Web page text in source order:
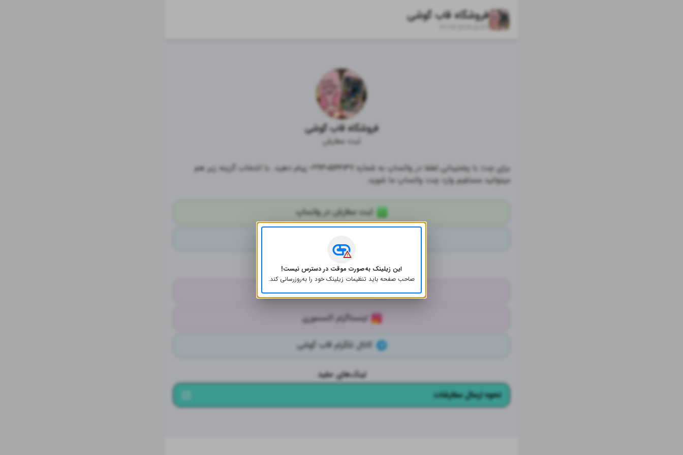
فروشگاه قاب گوشی
ghab.gushi
فروشگاه قاب گوشی
ثبت سفارش
برای چت با پشتیبانی لطفا در واتساپ به شماره ۰۹۹۳۰۵۴۴۱۳۷ پیام دهید. با انتخاب گزینه زیر هم
میتوانید مستقیم وارد چت واتساپ ما شوید.
ثبت سفارش در واتساپ
شبکه‌های اجتماعی
اینستاگرام قاب گوشی
اینستاگرام اکسسوری
کانال تلگرام قاب گوشی
لینک‌های مفید
نحوه ارسال سفارشات
این زیلینک به‌صورت موقت در دسترس نیست!
صاحب صفحه باید تنظیمات زیلینک خود را به‌روز‌رسانی کند.